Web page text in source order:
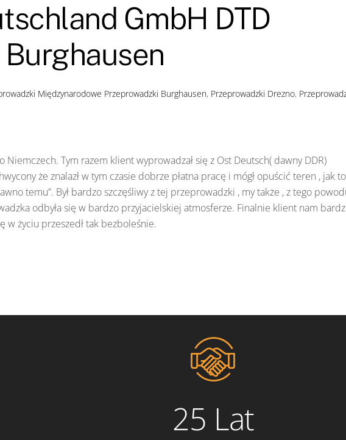
GmbH DTD
Międzynarodowe Przeprowadzki Burghausen, Przeprowadzki Drezno,
Tym razem klient wyprowadzał się z Ost Deutsch( dawny DDR)
że znalazł w tym czasie dobrze płatna pracę i mógł opuścić teren , jak to
temu”. Był bardzo szczęśliwy z tej przeprowadzki , my także , z tego
odbyła się w bardzo przyjacielskiej atmosferze. Finalnie klient nam
w życiu przeszedł tak bezboleśnie.
25 Lat